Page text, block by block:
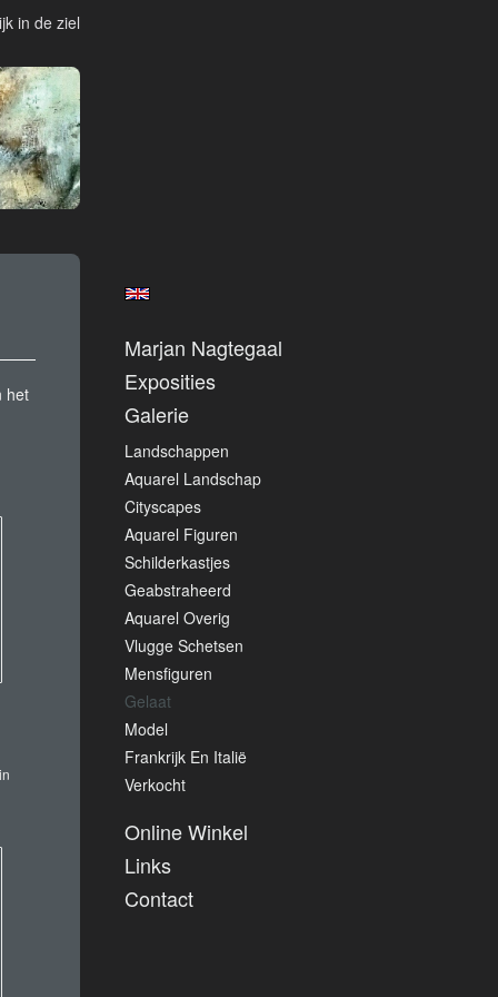
in de ziel
het
Marjan Nagtegaal
Exposities
Galerie
Landschappen
Aquarel Landschap
Cityscapes
Aquarel Figuren
Schilderkastjes
Geabstraheerd
Aquarel Overig
Vlugge Schetsen
Mensfiguren
Gelaat
Model
Frankrijk En Italië
Verkocht
Online Winkel
Links
Contact